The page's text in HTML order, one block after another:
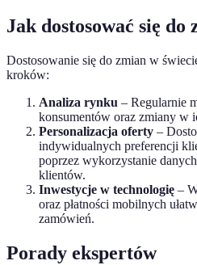
Jak dostosować się
Dostosowanie się do zmian w
kroków:
Analiza rynku – Regularnie
konsumentów oraz zmiany w
Personalizacja oferty –
indywidualnych preferencji
poprzez wykorzystanie
klientów.
Inwestycje w technologię –
oraz płatności mobilnych
zamówień.
Porady ekspertów